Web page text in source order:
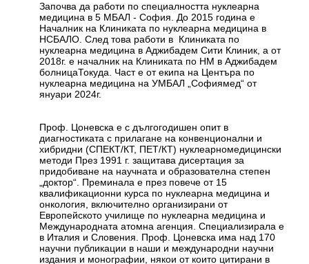
Започва да работи по специалността нуклеарна
медицина в 5 МБАЛ - София. До 2015 година е
Началник на Клиниката по нуклеарна медицина в
НСБАЛО. След това работи в Клиниката по
нуклеарна медицина в Аджибадем Сити Клиник, а от
2018г. е началник на Клиниката по НМ в Аджибадем
болницаТокуда. Част е от екипа на Центъра по
нуклеарна медицина на УМБАЛ „Софиямед“ от
януари 2024г.
Проф. Цоневска е с дългогодишен опит в
диагностиката с прилагане на конвенционални и
хибридни (СПЕКТ/КТ, ПЕТ/КТ) нуклеарномедицински
методи През 1991 г. защитава дисертация за
придобиване на научната и образователна степен
„доктор“. Преминала е през повече от 15
квалификационни курса по нуклеарна медицина и
онкология, включително организирани от
Европейското училище по нуклеарна медицина и
Международната атомна агенция. Специализирала е
в Италия и Словения. Проф. Цоневска има над 170
научни публикации в наши и международни научни
издания и монографии, някои от които цитирани в